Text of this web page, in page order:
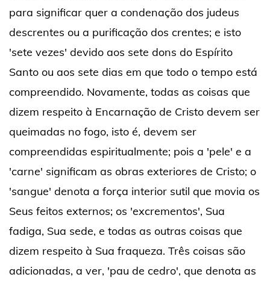
para significar quer a condenação dos judeus
descrentes ou a purificação dos crentes; e isto
'sete vezes' devido aos sete dons do Espírito
Santo ou aos sete dias em que todo o tempo está
compreendido. Novamente, todas as coisas que
dizem respeito à Encarnação de Cristo devem ser
queimadas no fogo, isto é, devem ser
compreendidas espiritualmente; pois a 'pele' e a
'carne' significam as obras exteriores de Cristo; o
'sangue' denota a força interior sutil que movia os
Seus feitos externos; os 'excrementos', Sua
fadiga, Sua sede, e todas as outras coisas que
dizem respeito à Sua fraqueza. Três coisas são
adicionadas, a ver, 'pau de cedro', que denota as